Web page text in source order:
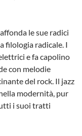
le sue radici
filologia radicale. I
e fa capolino
con melodie
del rock. Il jazz
modernità, pur
i suoi tratti